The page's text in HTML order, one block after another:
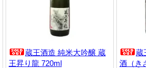
蔵王酒造 純米大吟醸 蔵
王昇り龍 720ml
蔵
酒（き